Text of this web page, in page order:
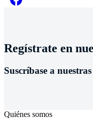
Regístrate en
Suscríbase a
Quiénes somos